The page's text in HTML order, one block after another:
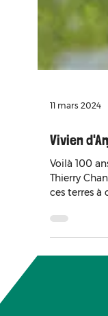
Vivien
Thierry
ces terres à